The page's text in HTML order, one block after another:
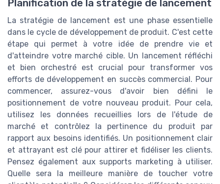
Planification de la stratégie de lancement
La stratégie de lancement est une phase essentielle
dans le cycle de développement de produit. C'est cette
étape qui permet à votre idée de prendre vie et
d'atteindre votre marché cible. Un lancement réfléchi
et bien orchestré est crucial pour transformer vos
efforts de développement en succès commercial. Pour
commencer, assurez-vous d'avoir bien défini le
positionnement de votre nouveau produit. Pour cela,
utilisez les données recueillies lors de l'étude de
marché et contrôlez la pertinence du produit par
rapport aux besoins identifiés. Un positionnement clair
et attrayant est clé pour attirer et fidéliser les clients.
Pensez également aux supports marketing à utiliser.
Quelle sera la meilleure manière de toucher votre